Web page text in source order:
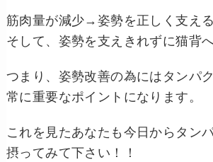
筋肉量が減少→姿勢を正しく支え
そして、姿勢を支えきれずに猫背
つまり、姿勢改善の為にはタンパ
常に重要なポイントになります。
これを見たあなたも今日からタン
摂ってみて下さい！！